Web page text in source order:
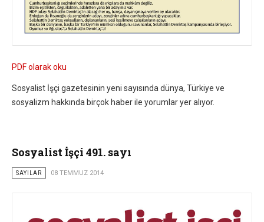
PDF olarak oku
Sosyalist İşçi gazetesinin yeni sayısında dünya, Türkiye ve
sosyalizm hakkında birçok haber ile yorumlar yer alıyor.
Sosyalist İşçi 491. sayı
SAYILAR 08 TEMMUZ 2014